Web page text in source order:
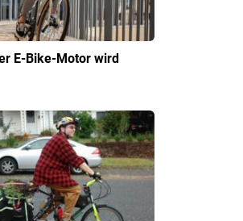
E-Bike-Motor wird